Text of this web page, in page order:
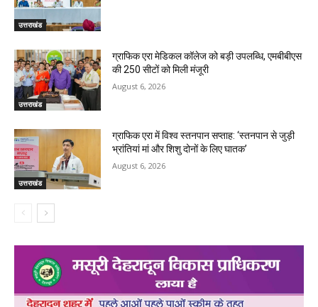
उत्तराखंड
उत्तराखंड
ग्राफिक एरा मेडिकल कॉलेज को बड़ी उपलब्धि, एमबीबीएस
की 250 सीटों को मिली मंजूरी
August 6, 2026
उत्तराखंड
ग्राफिक एरा में विश्व स्तनपान सप्ताह: ‘स्तनपान से जुड़ी
भ्रांतियां मां और शिशु दोनों के लिए घातक’
August 6, 2026